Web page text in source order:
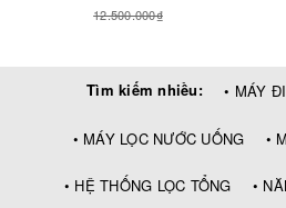
Công nghệ Nanoe
12.500.000₫
Tìm kiếm nhiều: • MÁY
• MÁY LỌC NƯỚC UỐNG •
• HỆ THỐNG LỌC TỔNG •